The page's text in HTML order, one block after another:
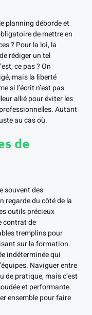
planning déborde et
de mettre en
? Pour la loi, la
rédiger un tel
ce pas ? On
mais la liberté
si l’écrit n’est pas
allié pour éviter les
Autant
au cas où.
de
souvent des
regarde du côté de la
outils précieux
contrat de
tremplins pour
sur la formation.
indéterminée qui
Naviguer entre
de pratique, mais c’est
et performante.
ensemble pour faire